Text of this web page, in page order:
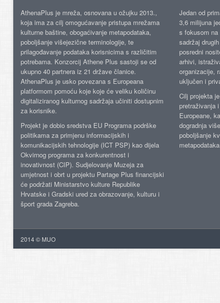
AthenaPlus je mreža, osnovana u ožujku 2013.,
koja ima za cilj omogućavanje pristupa mrežama
kulturne baštine, obogaćivanje metapodataka,
poboljšanje višejezične terminologije, te
prilagođavanje podataka korisnicima s različitim
potrebama. Konzorcij Athene Plus sastoji se od
ukupno 40 partnera iz 21 države članice.
AthenaPlus je usko povezana s Europeana
platformom pomoću koje koje će veliku količinu
digitaliziranog kulturnog sadržaja učiniti dostupnim
za korisnike.
Projekt je dobio sredstva EU Programa podrške
politikama za primjenu informacijskih i
komunikacijskih tehnologije (ICT PSP) kao dijela
Okvirnog programa za konkurentnost i
inovativnost (CIP). Sudjelovanje Muzeja za
umjetnost i obrt u projektu Partage Plus financijski
će podržati Ministarstvo kulture Republike
Hrvatske i Gradski ured za obrazovanje, kulturu i
šport grada Zagreba.
Jedan od
3,6 milijuna
s fokusom
sadržaj
posredni
arhivi,
organizacije,
uključen i
Cilj projekta
pretraživanja
Europeane,
dogradnja
poboljšanje
2014 © MUO